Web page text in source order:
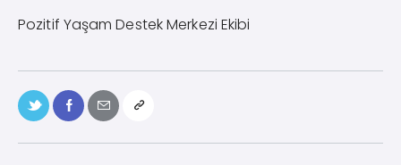
Pozitif Yaşam Destek Merkezi Ekibi